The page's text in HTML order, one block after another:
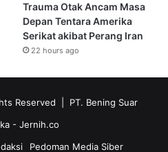
Trauma Otak Ancam Masa
Depan Tentara Amerika
Serikat akibat Perang Iran
22 hours ago
Reserved | PT. Bening Suar
- Jernih.co
Pedoman Media Siber